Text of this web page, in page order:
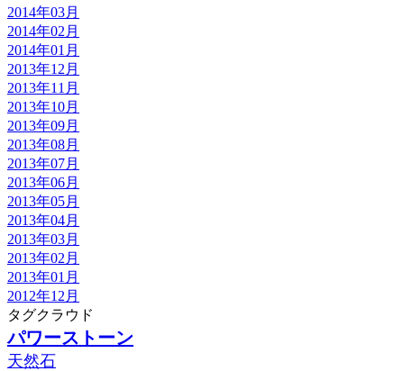
2014年03月
2014年02月
2014年01月
2013年12月
2013年11月
2013年10月
2013年09月
2013年08月
2013年07月
2013年06月
2013年05月
2013年04月
2013年03月
2013年02月
2013年01月
2012年12月
タグクラウド
パワーストーン
天然石